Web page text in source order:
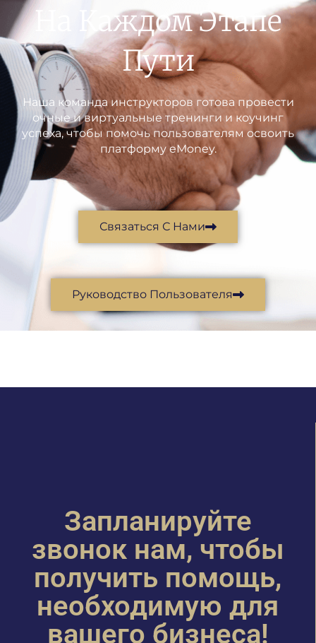
На Каждом Этапе
Пути
Наша команда инструкторов готова провести
очные и виртуальные тренинги и коучинг
успеха, чтобы помочь пользователям освоить
платформу eMoney.
Связаться С Нами
Руководство Пользователя
Запланируйте
звонок нам, чтобы
получить помощь,
необходимую для
вашего бизнеса!